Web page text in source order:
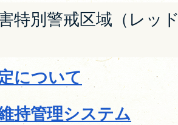
特別警戒区域（レッ
について
持管理システム